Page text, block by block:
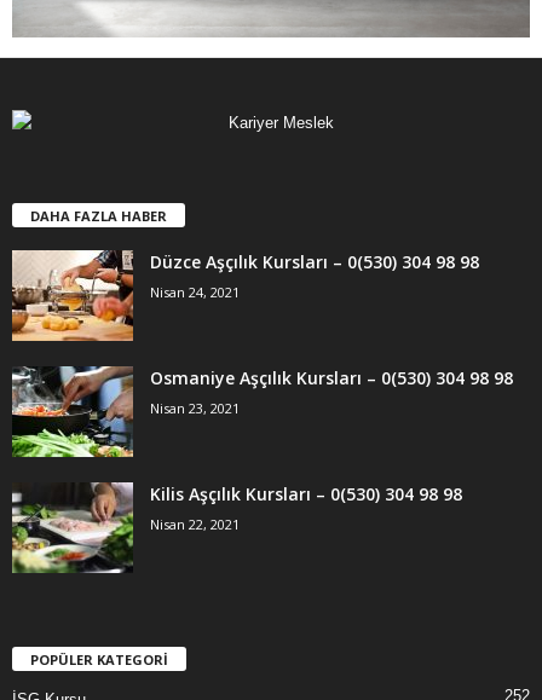
DAHA FAZLA HABER
Düzce Aşçılık Kursları – 0(530) 304 98 98
Nisan 24, 2021
Osmaniye Aşçılık Kursları – 0(530) 304 98 98
Nisan 23, 2021
Kilis Aşçılık Kursları – 0(530) 304 98 98
Nisan 22, 2021
POPÜLER KATEGORİ
252